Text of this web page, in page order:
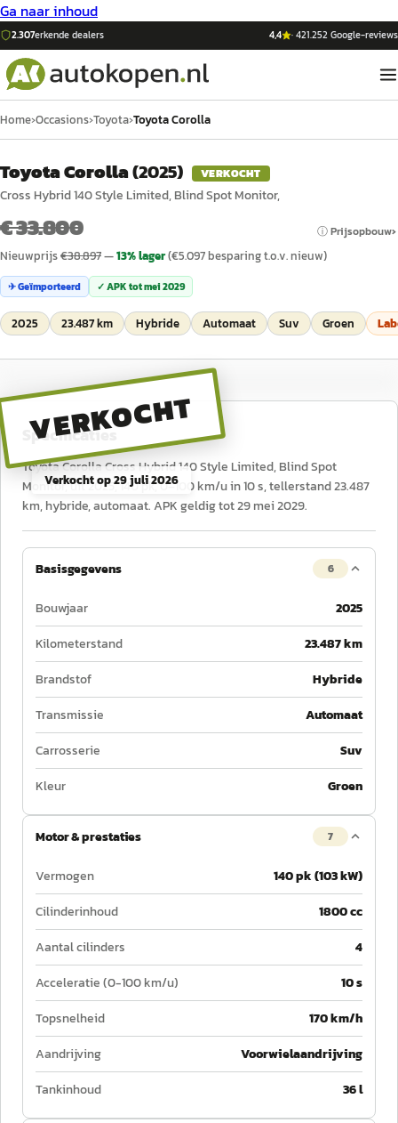
Ga naar inhoud
2.307erkende dealers 4,4 ·421.252Google-reviews
Home›Occasions›Toyota›Toyota Corolla
Toyota Corolla(2025) VERKOCHT
Cross Hybrid 140 Style Limited, Blind Spot Monitor,
€ 33.800 ⓘ Prijsopbouw
Nieuwprijs€38.897—13% lager(€5.097besparing t.o.v. nieuw)
✈ Geïmporteerd ✓ APK totmei 2029
2025 23.487 km Hybride Automaat Suv Groen
VERKOCHT
Verkocht op29 juli 2026
Specificaties
Toyota Corolla Cross Hybrid 140 Style Limited, Blind Spot
Monitor, uit 2025, 140 pk, 0–100 km/u in 10 s, tellerstand 23.487
km, hybride, automaat. APK geldig tot 29 mei 2029.
Basisgegevens 6
Bouwjaar
2025
Kilometerstand
23.487 km
Brandstof
Hybride
Transmissie
Automaat
Carrosserie
Suv
Kleur
Groen
Motor & prestaties 7
Vermogen
140 pk (103 kW)
Cilinderinhoud
1800 cc
Aantal cilinders
4
Acceleratie (0-100 km/u)
10 s
Topsnelheid
170 km/h
Aandrijving
Voorwielaandrijving
Tankinhoud
36 l